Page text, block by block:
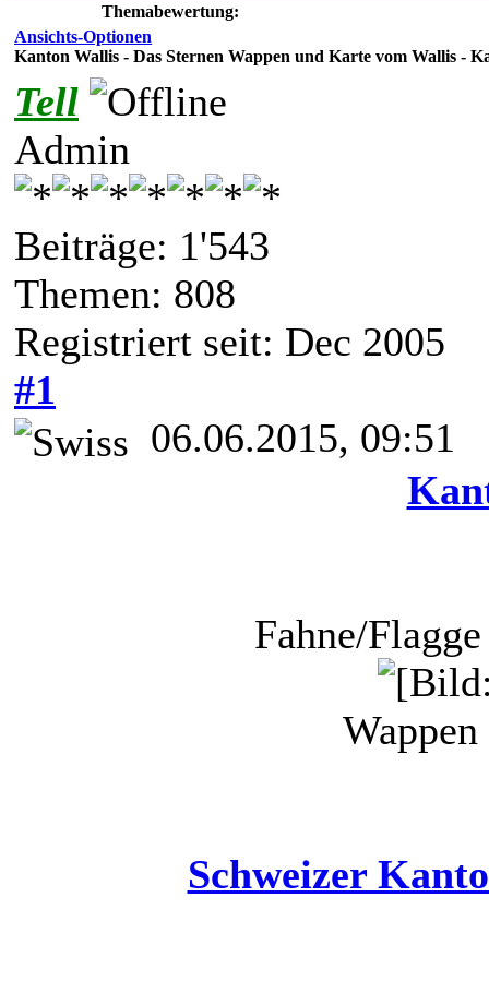
Themabewertung:
Ansichts-Optionen
Kanton Wallis - Das Sternen Wappen und Karte vom Wallis -
Tell
Admin
Beiträge: 1'543
Themen: 808
Registriert seit: Dec 2005
#1
06.06.2015, 09:51
Fahne/
Schweizer